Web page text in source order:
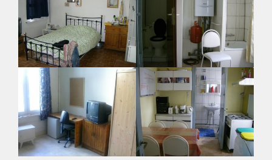
Inkomen eis
2,8 X Maandhuur Bruto
Huurtermijn
Onbepaalde termijn
Oplevering
Gestoffeerd